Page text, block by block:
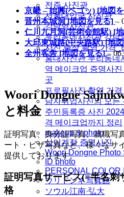
전주 사진관
서울대입구 사진관
강남역사진관
우리동네사진관 강남
사진 출장 촬영 가격_
홍대사진관 우리동네
역 메이크업 증명사
곳
프로필사진 촬영 가
남자취업사진의 모든
주민등록증 사진
격 메이크업까지 정리
makeup & photo
십이계절 증명사진
Woori Dongne Photo
ID photo
PERSONAL COLOR
ウリドンネ写真館
ソウル江南·弘大
京畿 – 始興(ペゴッ) [地図
晋州本城洞 [地図を見る] –
仁川九月洞(芸術会館駅) [
大邱東城路(中央路駅) [地
全州客舎 [地図を見る] –
Woori Dongne
と料金
証明写真、身分証写真、就職写
ート・ビザ写真など、様々なサ
提供しております。
証明写真サービス(=半名刺
格